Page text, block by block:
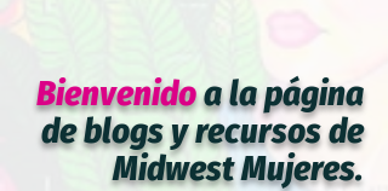
Bienvenidoa la página
de blogs y recursos de
Midwest Mujeres.